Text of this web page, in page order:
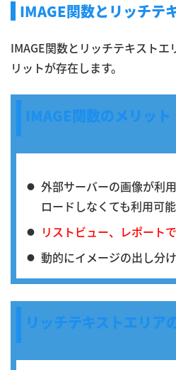
IMAGE関数とリッチテ
IMAGE関数とリッチテキスト
リットが存在します。
IMAGE関数のメリット
外部サーバーの画像が利
ロードしなくても利用可能
リストビュー、レポート
動的にイメージの出し分
リッチテキストエリア